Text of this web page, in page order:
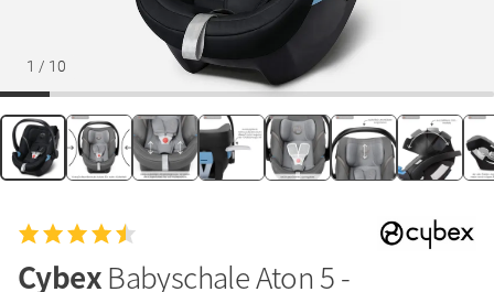
1 / 10
CybexBabyschale Aton 5 -